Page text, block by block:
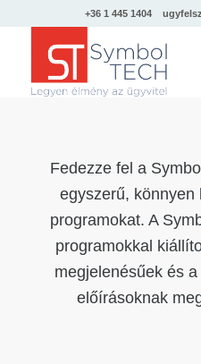
+36 1 445 1404
Fedezze fel a
egyszerű, könnyen
programokat. A
programokkal
megjelenésűek és
előírásoknak